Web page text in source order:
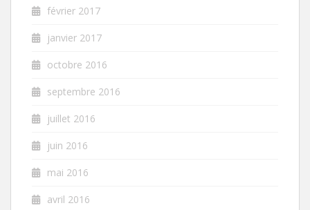
février 2017
janvier 2017
octobre 2016
septembre 2016
juillet 2016
juin 2016
mai 2016
avril 2016